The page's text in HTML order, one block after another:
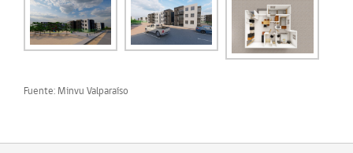
Fuente: Minvu Valparaíso